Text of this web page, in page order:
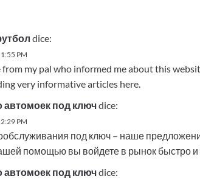
dice:
PM
my pal who informed me about this
very informative articles here.
автомоек под ключdice:
PM
под ключ – наше
помощью вы войдете в рынок быстро и
автомоек под ключdice: